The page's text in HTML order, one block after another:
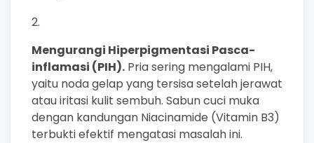
Mengurangi Hiperpigmentasi Pasca-
inflamasi (PIH). Pria sering mengalami PIH,
yaitu noda gelap yang tersisa setelah jerawat
atau iritasi kulit sembuh. Sabun cuci muka
dengan kandungan Niacinamide (Vitamin B3)
terbukti efektif mengatasi masalah ini.